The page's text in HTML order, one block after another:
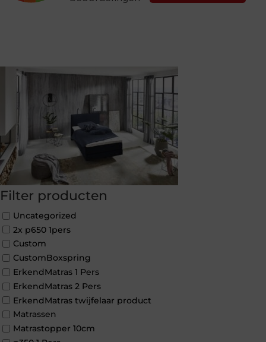
Filter producten
Uncategorized
2x p650 1pers
Custom
CustomBoxspring
ErkendMatras 1 Pers
ErkendMatras 2 Pers
ErkendMatras twijfelaar product
Matrassen
Matrastopper 10cm